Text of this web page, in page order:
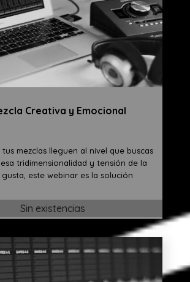
Creativa y Emocional
mezclas lleguen al nivel que buscas
tridimensionalidad y tensión de la
este webinar es la solución
Sin existencias